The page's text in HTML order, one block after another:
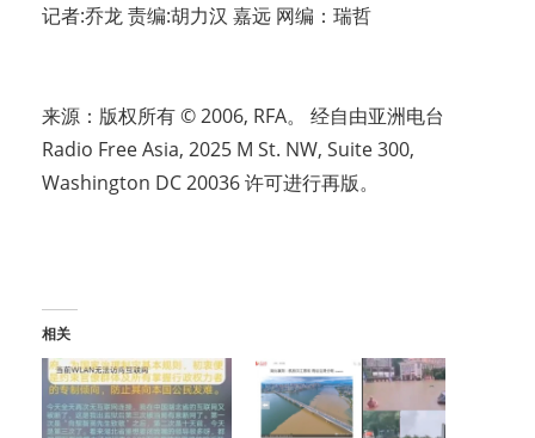
记者:乔龙 责编:胡力汉 嘉远 网编：瑞哲
来源：版权所有 © 2006, RFA。 经自由亚洲电台
Radio Free Asia, 2025 M St. NW, Suite 300,
Washington DC 20036 许可进行再版。
相关